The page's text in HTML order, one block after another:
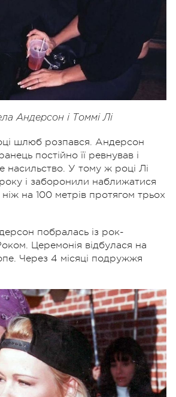
Андерсон і Томмі Лі
шлюб розпався. Андерсон
постійно її ревнував і
насильство. У тому ж році Лі
і заборонили наближатися
на 100 метрів протягом трьох
побралась із рок-
Церемонія відбулася на
Через 4 місяці подружжя